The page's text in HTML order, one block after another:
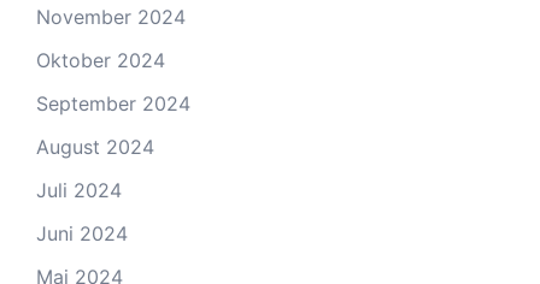
November 2024
Oktober 2024
September 2024
August 2024
Juli 2024
Juni 2024
Mai 2024